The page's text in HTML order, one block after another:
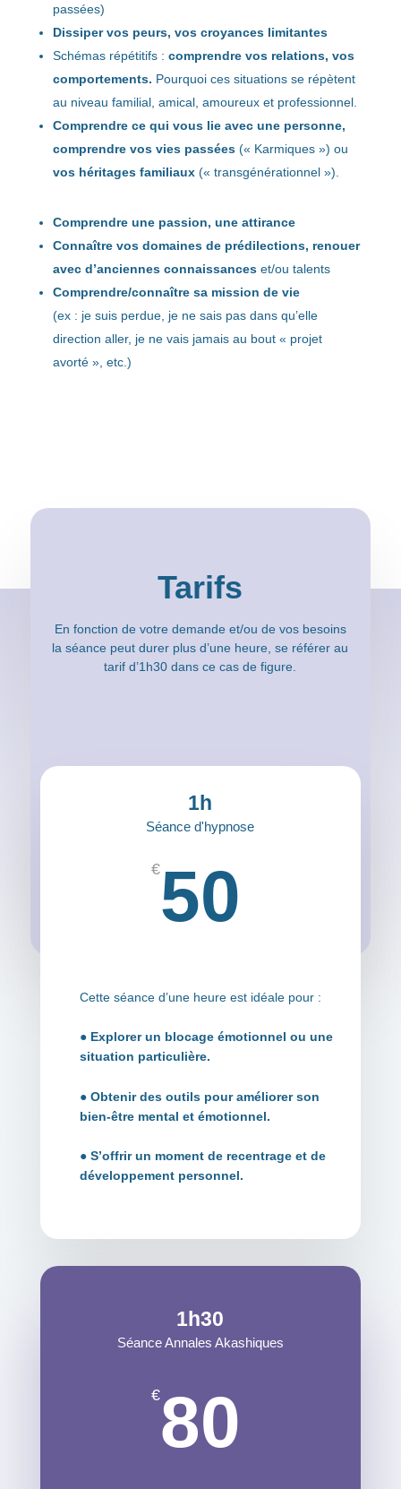
passées)
Dissiper vos peurs, vos croyances limitantes
Schémas répétitifs : comprendre vos relations, vos
comportements. Pourquoi ces situations se répètent
au niveau familial, amical, amoureux et professionnel.
Comprendre ce qui vous lie avec une personne,
comprendre vos vies passées(« Karmiques ») ou
vos héritages familiaux(« transgénérationnel »).
Comprendre une passion, une attirance
Connaître vos domaines de prédilections, renouer
avec d’anciennes connaissanceset/ou talents
Comprendre/connaître sa mission de vie
(ex : je suis perdue, je ne sais pas dans qu’elle
direction aller, je ne vais jamais au bout « projet
avorté », etc.)
Tarifs
En fonction de votre demande et/ou de vos besoins
la séance peut durer plus d’une heure, se référer au
tarif d’1h30 dans ce cas de figure.
1h
Séance d'hypnose
€50
Cette séance d’une heure est idéale pour :
● Explorer un blocage émotionnel ou une
situation particulière.
●Obtenir des outils pour améliorer son
bien-être mental et émotionnel.
● S’offrir un moment de recentrage et de
développement personnel.
1h30
Séance Annales Akashiques
€80